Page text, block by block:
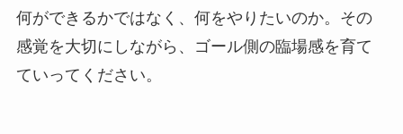
何ができるかではなく、何をやりたいのか。その
感覚を大切にしながら、ゴール側の臨場感を育て
ていってください。